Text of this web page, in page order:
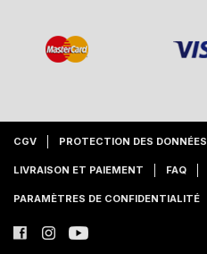
CGV PROTECTION DES DONNÉES
LIVRAISON ET PAIEMENT FAQ
PARAMÈTRES DE CONFIDENTIALITÉ